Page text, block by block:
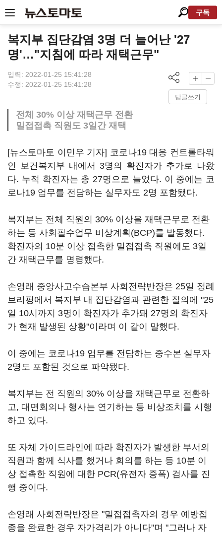
구독
복지부 집단감염 3명 더 늘어난 '27
명'…"지침에 따라 재택근무"
입력: 2022-01-25 15:41:28
수정: 2022-01-25 15:41:28
답글쓰기
전체 30% 이상 재택근무 전환
밀접접촉 직원도 3일간 재택
[뉴스토마토 이민우 기자] 코로나19 대응 컨트롤타워
인 보건복지부 내에서 3명의 확진자가 추가로 나왔
다. 누적 확진자는 총 27명으로 늘었다. 이 중에는 코
로나19 업무를 전담하는 실무자도 2명 포함됐다.
복지부는 전체 직원의 30% 이상을 재택근무로 전환
하는 등 사회필수업무 비상계획(BCP)를 발동했다.
확진자의 10분 이상 접촉한 밀접접촉 직원에도 3일
간 재택근무를 명령했다.
손영래 중앙사고수습본부 사회전략반장은 25일 정례
브리핑에서 복지부 내 집단감염과 관련한 질의에 "25
일 10시까지 3명이 확진자가 추가돼 27명의 확진자
가 현재 발생된 상황"이라며 이 같이 말했다.
이 중에는 코로나19 업무를 전담하는 중수본 실무자
2명도 포함된 것으로 파악됐다.
복지부는 전 직원의 30% 이상을 재택근무로 전환하
고, 대면회의나 행사는 연기하는 등 비상조치를 시행
하고 있다.
또 자체 가이드라인에 따라 확진자가 발생한 부서의
직원과 함께 식사를 했거나 회의를 하는 등 10분 이
상 접촉한 직원에 대한 PCR(유전자 증폭) 검사를 진
행 중이다.
손영래 사회전략반장은 "밀접접촉자의 경우 예방접
종을 완료한 경우 자가격리가 아니다"며 "그러나 자